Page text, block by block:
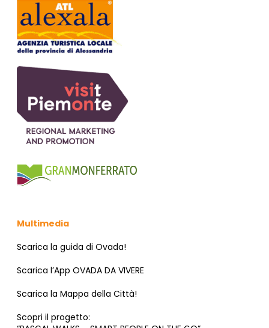
Multimedia
Scarica la guida di Ovada!
Scarica l’App OVADA DA VIVERE
Scarica la Mappa della Città!
Scopri il progetto: